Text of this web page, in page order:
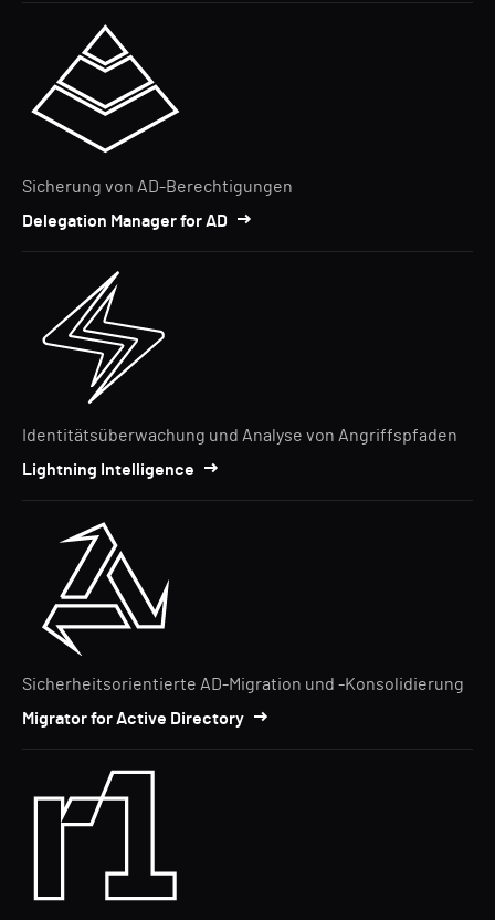
Sicherung von AD-Berechtigungen
Delegation Manager for AD
Identitätsüberwachung und Analyse von Angriffspfaden
Lightning Intelligence
Sicherheitsorientierte AD-Migration und -Konsolidierung
Migrator for Active Directory